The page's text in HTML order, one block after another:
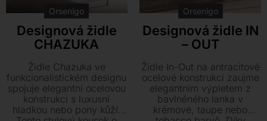
Orsenigo
Designová židle
CHAZUKA
Židle Chazuka ve
funkcionalistickém designu
spojuje elegantní ocelovou
konstrukci s luxusní
hladkou nebo pony kůží.
Orsenigo
Designová židle IN
– OUT
Židle In-Out na antracitové
ocelové konstrukci zaujme
elegantním výpletem z
bavlněného lanka v
krémové, taupe nebo